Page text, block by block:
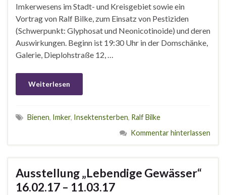
Imkerwesens im Stadt- und Kreisgebiet sowie ein
Vortrag von Ralf Bilke, zum Einsatz von Pestiziden
(Schwerpunkt: Glyphosat und Neonicotinoide) und deren
Auswirkungen. Beginn ist 19:30 Uhr in der Domschänke,
Galerie, Dieplohstraße 12, …
Weiterlesen
Bienen, Imker, Insektensterben, Ralf Bilke
Kommentar hinterlassen
Ausstellung „Lebendige Gewässer“
16.02.17 – 11.03.17